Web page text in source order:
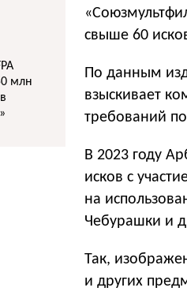
свыше 60
По данным
взыскивает
требований
В 2023 году
исков с
на
Чебурашки и
Так,
и других
млн